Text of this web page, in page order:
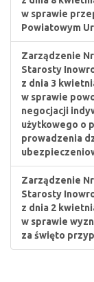
w sprawie
Powiatowym
Zarządzenie
Starosty
z dnia 3
w sprawie
negocjacji
użytkowego o
prowadzenia
Zarządzenie
Starosty
z dnia 2
w sprawie
za święto